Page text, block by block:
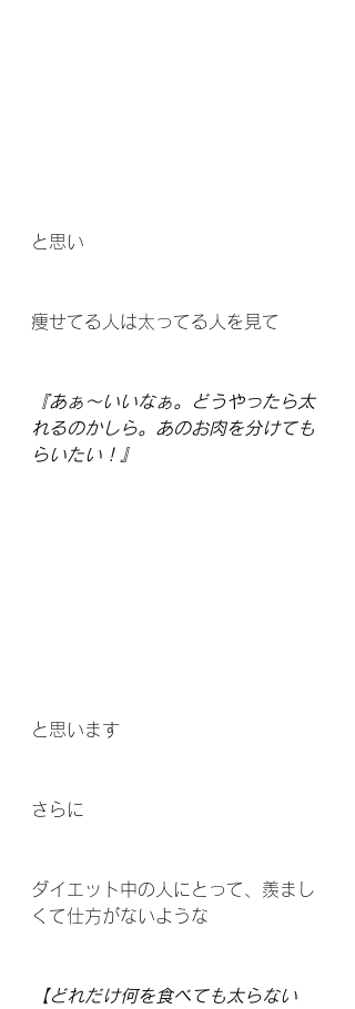
と思い
痩せてる人は太ってる人を見て
『あぁ～いいなぁ。どうやったら太
れるのかしら。あのお肉を分けても
らいたい！』
と思います
さらに
ダイエット中の人にとって、羨まし
くて仕方がないような
【どれだけ何を食べても太らない